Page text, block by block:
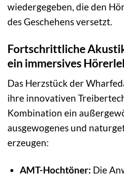
wiedergegeben, die den
des Geschehens versetzt.
Fortschrittliche
ein immersives
Das Herzstück der
ihre innovativen
Kombination ein
ausgewogenes und
erzeugen:
AMT-Hochtöner: Die